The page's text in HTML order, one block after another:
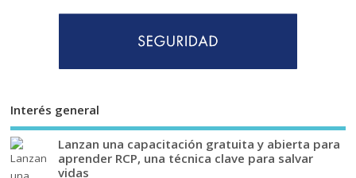
Interés general
Lanzan una capacitación gratuita y abierta para
aprender RCP, una técnica clave para salvar
vidas